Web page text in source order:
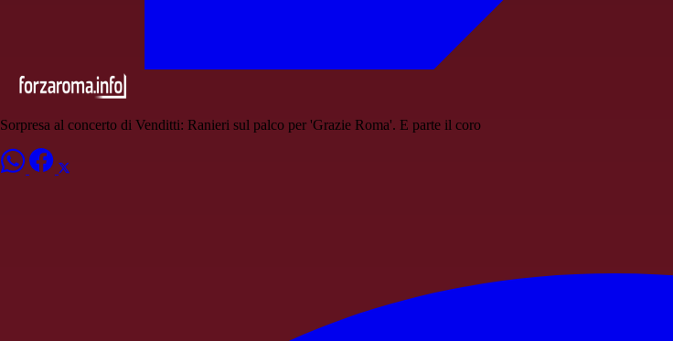
Sorpresa al concerto di Venditti: Ranieri sul palco per 'Grazie Roma'. E parte il coro